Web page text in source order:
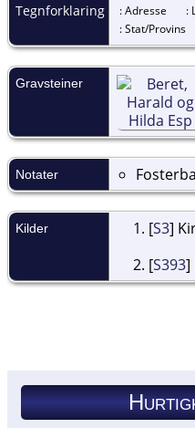
Tegnforklaring : Adresse :
: Stat/Provins
Gravsteiner
Notater
Kilder [S3]
[S393]